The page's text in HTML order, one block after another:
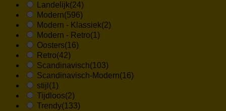
Landelijk(24)
Modern(596)
Modern - Klassiek(2)
Modern - Retro(1)
Oosters(16)
Retro(42)
Scandinavisch(103)
Scandinavisch-Modern(16)
stijl (1)
Tijdloos(2)
Trendy(133)